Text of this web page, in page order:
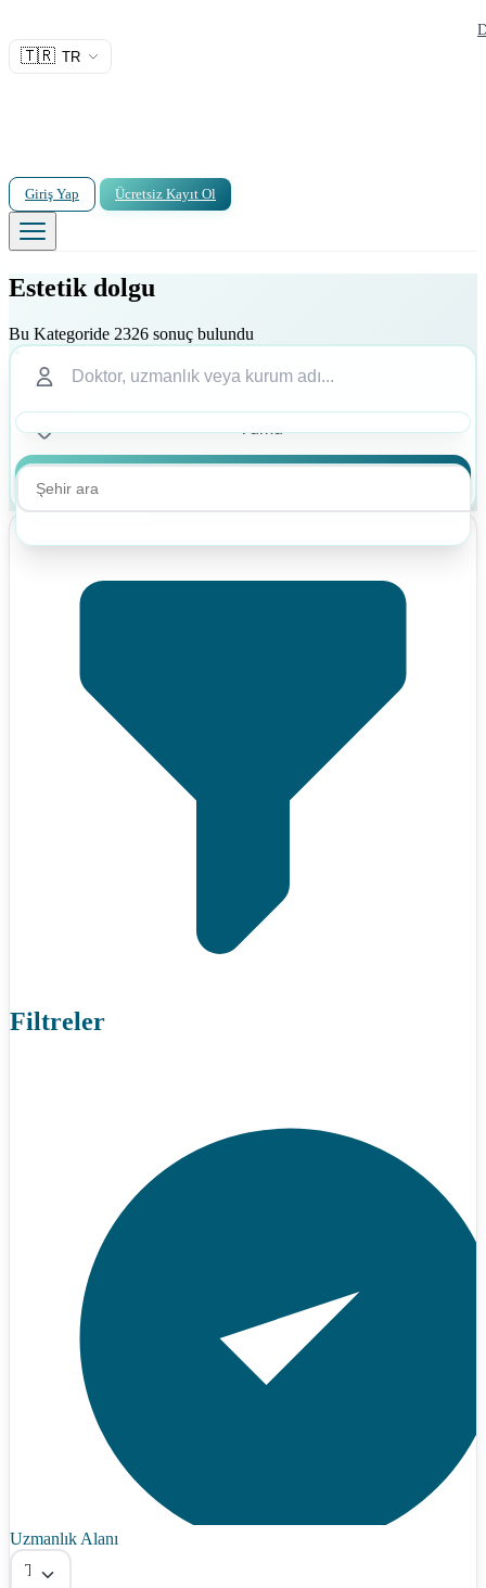
🇹🇷 TR
Giriş Yap Ücretsiz Kayıt Ol
Estetik dolgu
Bu Kategoride 2326 sonuç bulundu
Filtreler
Uzmanlık Alanı
Tümü